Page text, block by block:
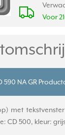
Voor
590 NA GR
met
CD 500, kleur: